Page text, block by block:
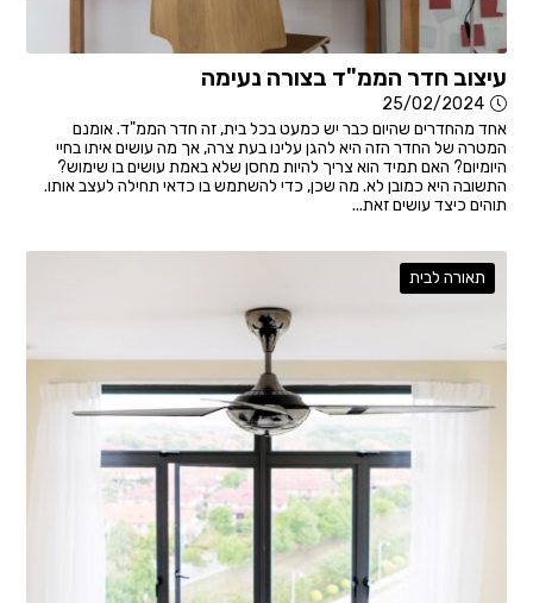
עיצוב חדר הממ"ד בצורה נעימה
25/02/2024
אחד מהחדרים שהיום כבר יש כמעט בכל בית, זה חדר הממ"ד. אומנם
המטרה של החדר הזה היא להגן עלינו בעת צרה, אך מה עושים איתו בחיי
היומיום? האם תמיד הוא צריך להיות מחסן שלא באמת עושים בו שימוש?
התשובה היא כמובן לא. מה שכן, כדי להשתמש בו כדאי תחילה לעצב אותו.
תוהים כיצד עושים זאת...
תאורה לבית